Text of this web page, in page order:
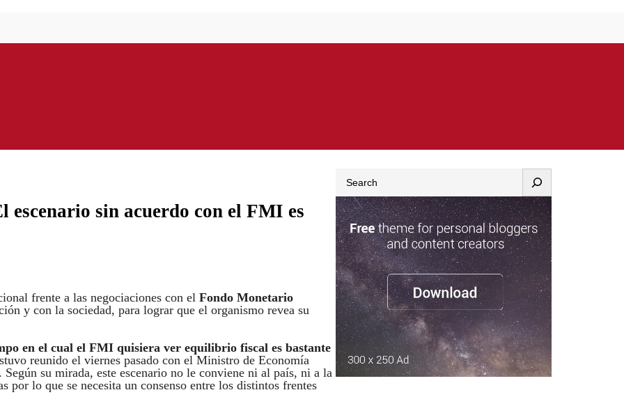
sin acuerdo con el FMI es
frente a las negociaciones con el Fondo Monetario
y con la sociedad, para lograr que el organismo revea su
en el cual el FMI quisiera ver equilibrio fiscal es bastante
reunido el viernes pasado con el Ministro de Economía
su mirada, este escenario no le conviene ni al país, ni a la
por lo que se necesita un consenso entre los distintos frentes